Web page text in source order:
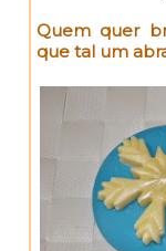
Quem quer
que tal um